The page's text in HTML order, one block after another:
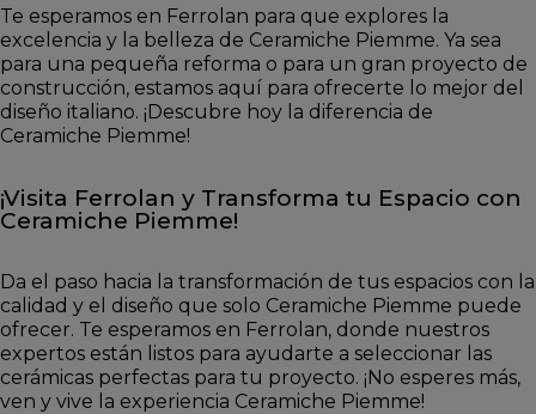
Te esperamos en Ferrolan para que explores la
excelencia y la belleza de Ceramiche Piemme. Ya sea
para una pequeña reforma o para un gran proyecto de
construcción, estamos aquí para ofrecerte lo mejor del
diseño italiano. ¡Descubre hoy la diferencia de
Ceramiche Piemme!
¡Visita Ferrolan y Transforma tu Espacio con
Ceramiche Piemme!
Da el paso hacia la transformación de tus espacios con la
calidad y el diseño que solo Ceramiche Piemme puede
ofrecer. Te esperamos en Ferrolan, donde nuestros
expertos están listos para ayudarte a seleccionar las
cerámicas perfectas para tu proyecto. ¡No esperes más,
ven y vive la experiencia Ceramiche Piemme!